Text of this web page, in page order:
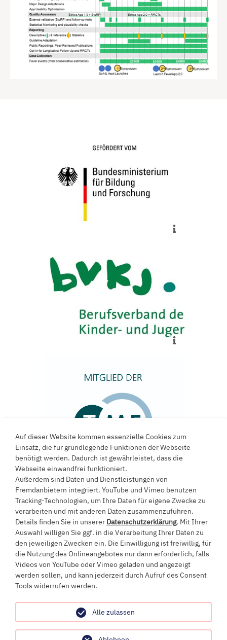
Das FieberApp-Register wird von
BMBF
mehr
Der Inhalt der App wird evaluiert
durch den klinischen Beirat des
BVKJ e.V.
mehr
Dachverband TMF e.V.
mehr
Ein Projekt an der
Universität Witten/Herdecke
Alfred-Herrhausen-Straße 50
58448 Witten
+49 (0)2302 / 926-0
Impressum
Auf dieser Website kommen essenzielle Cookies zum
Einsatz, die für grundlegende Funktionen der Webseite
benötigt werden. Dadurch ist gewährleistet, dass die
Webseite einwandfrei funktioniert.
Außerdem sind Daten und Dienstleistungen von
Fremdanbietern integriert. YouTube und Vimeo benutzen
Tracking-Technologien, um Ihre Daten für eigene Zwecke zu
verarbeiten und mit anderen Daten zusammenzuführen.
Details finden Sie in unserer Datenschutzerklärung. Mit Ihrer
Auswahl willigen Sie ggf. in die Verarbeitung Ihrer Daten zu
den jeweiligen Zwecken ein. Die Einwilligung ist freiwillig, für
die Nutzung des Onlineangebotes nur dann erforderlich, falls
Videos von YouTube oder Vimeo geladen und angezeigt
werden sollen, und kann jederzeit durch Aufruf des Consent
Tools widerrufen werden.
Alle zulassen